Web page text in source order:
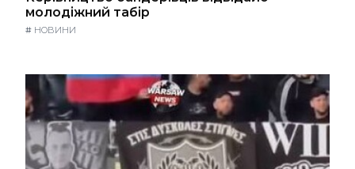
молодіжний табір
# НОВИНИ